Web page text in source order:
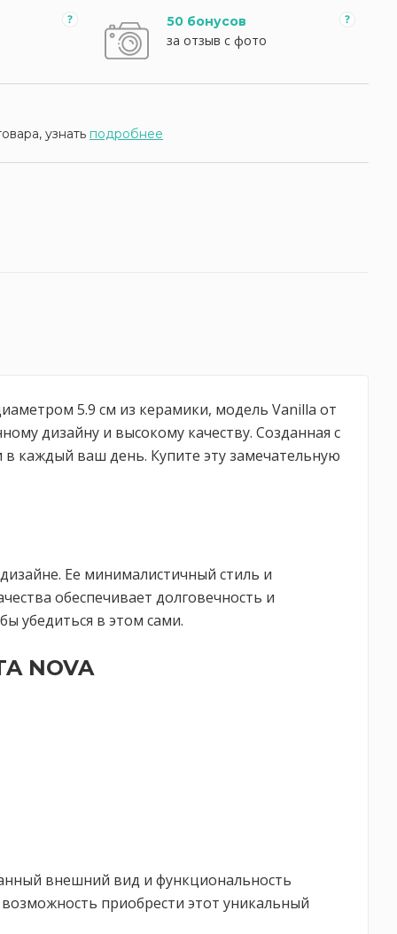
50 бонусов
за отзыв с фото
узнать подробнее
5.9 см из керамики, модель Vanilla от
дизайну и высокому качеству. Созданная с
каждый ваш день. Купите эту замечательную
Ее минималистичный стиль и
обеспечивает долговечность и
убедиться в этом сами.
NOVA
внешний вид и функциональность
приобрести этот уникальный